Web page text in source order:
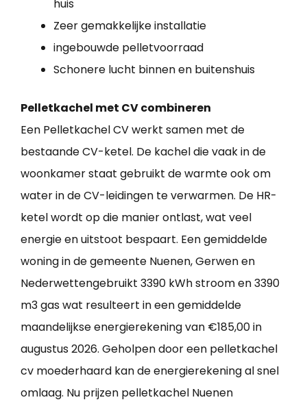
huis
Zeer gemakkelijke installatie
ingebouwde pelletvoorraad
Schonere lucht binnen en buitenshuis
Pelletkachel met CV combineren
Een Pelletkachel CV werkt samen met de
bestaande CV-ketel. De kachel die vaak in de
woonkamer staat gebruikt de warmte ook om
water in de CV-leidingen te verwarmen. De HR-
ketel wordt op die manier ontlast, wat veel
energie en uitstoot bespaart. Een gemiddelde
woning in de gemeente Nuenen, Gerwen en
Nederwettengebruikt 3390 kWh stroom en 3390
m3 gas wat resulteert in een gemiddelde
maandelijkse energierekening van €185,00 in
augustus 2026. Geholpen door een pelletkachel
cv moederhaard kan de energierekening al snel
omlaag. Nu prijzen pelletkachel Nuenen